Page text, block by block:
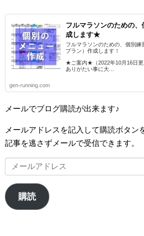
フルマラソンのための
成します★
フルマラソンのための、個別
プラン）作成します！
★ご案内★（2022年10月16日更
ありがたい事に大…
gen-running.com
メールでブログ購読が出来ます♪
メールアドレスを記入して購読ボタン
記事を逃さずメールで受信できます。
ー
ル
ア
購読